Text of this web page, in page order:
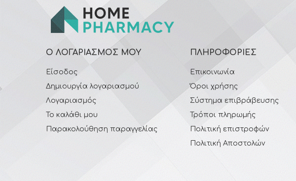
Ο ΛΟΓΑΡΙΑΣΜΌΣ ΜΟΥ
Είσοδος
Δημιουργία λογαριασμού
Λογαριασμός
Το καλάθι μου
Παρακολούθηση παραγγελίας
ΠΛΗΡΟΦΟΡΊΕΣ
Επικοινωνία
Όροι χρήσης
Σύστημα επιβράβευσης
Τρόποι πληρωμής
Πολιτική επιστροφών
Πολιτική Αποστολών